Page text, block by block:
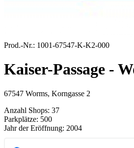
Prod.-Nr.: 1001-67547-K-K2-000
Kaiser-Passage -
67547 Worms, Korngasse 2
Anzahl Shops: 37
Parkplätze: 500
Jahr der Eröffnung: 2004